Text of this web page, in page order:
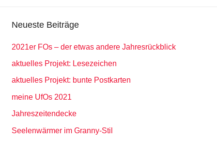
Neueste Beiträge
2021er FOs – der etwas andere Jahresrückblick
aktuelles Projekt: Lesezeichen
aktuelles Projekt: bunte Postkarten
meine UfOs 2021
Jahreszeitendecke
Seelenwärmer im Granny-Stil